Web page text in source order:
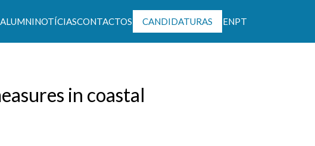
Sustentável
ALUMNINOTÍCIASCONTACTOS CANDIDATURAS ENPT
in coastal